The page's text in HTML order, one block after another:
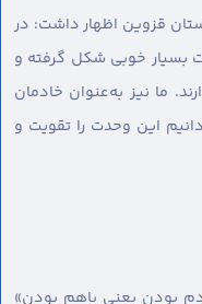
قزوین اظهار داشت: در
بسیار خوبی شکل گرفته و
ما نیز به‌عنوان خادمان
این وحدت را تقویت و
بودن یعنی باهم بودن»